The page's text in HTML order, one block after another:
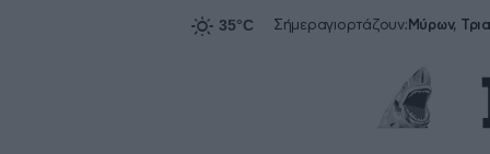
Σήμεραγιορτάζουν: